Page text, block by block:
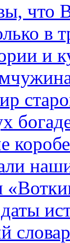
что
в
и